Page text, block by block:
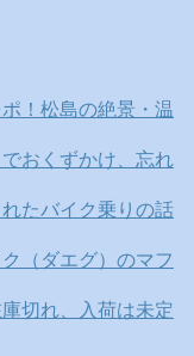
！松島の絶景・温
おくずかけ、忘れ
たバイク乗りの話
（ダエグ）のマフ
切れ、入荷は未定